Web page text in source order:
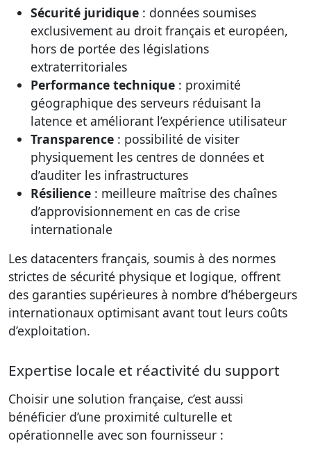
Sécurité juridique : données soumises
exclusivement au droit français et européen,
hors de portée des législations
extraterritoriales
Performance technique : proximité
géographique des serveurs réduisant la
latence et améliorant l’expérience utilisateur
Transparence : possibilité de visiter
physiquement les centres de données et
d’auditer les infrastructures
Résilience : meilleure maîtrise des chaînes
d’approvisionnement en cas de crise
internationale
Les datacenters français, soumis à des normes
strictes de sécurité physique et logique, offrent
des garanties supérieures à nombre d’hébergeurs
internationaux optimisant avant tout leurs coûts
d’exploitation.
Expertise locale et réactivité du support
Choisir une solution française, c’est aussi
bénéficier d’une proximité culturelle et
opérationnelle avec son fournisseur :